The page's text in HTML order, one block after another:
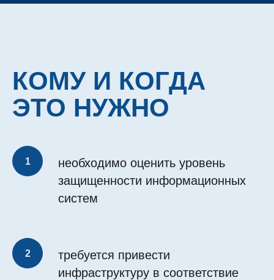
КОМУ И КОГДА
ЭТО НУЖНО
необходимо оценить уровень
защищенности информационных
систем
требуется привести
инфраструктуру в соответствие